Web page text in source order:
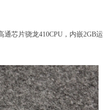
芯片骁龙410CPU，内嵌2GB运